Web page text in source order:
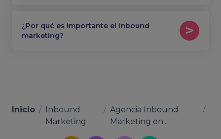
¿Por qué es importante el inbound
marketing?
Inicio / Inbound
Marketing
/ Agencia Inbound
Marketing en...
/